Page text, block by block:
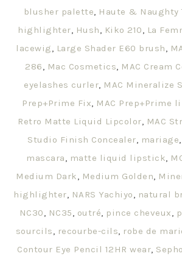
blusher palette, Haute & Naughty
highlighter, Hush, Kiko 210, La
lacewig, Large Shader E60 brush,
286, Mac Cosmetics, MAC Cream
eyelashes curler, MAC Mineralize
Prep+Prime Fix, MAC Prep+Prime
Retro Matte Liquid Lipcolor, MAC
Studio Finish Concealer, mariage,
mascara, matte liquid lipstick,
Medium Dark, Medium Golden,
highlighter, NARS Yachiyo, natural
NC30, NC35, outré, pince cheveux,
sourcils, recourbe-cils, robe de
Contour Eye Pencil 12HR wear,